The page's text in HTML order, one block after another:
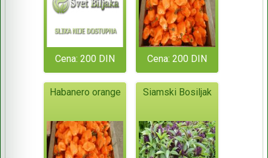
Cena: 200 DIN Cena: 200 DIN
Habanero orange Siamski Bosiljak